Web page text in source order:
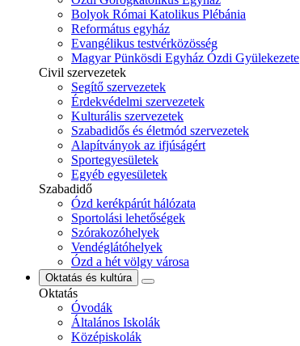
Bolyok Római Katolikus Plébánia
Református egyház
Evangélikus testvérközösség
Magyar Pünkösdi Egyház Ózdi Gyülekezete
Civil szervezetek
Segítő szervezetek
Érdekvédelmi szervezetek
Kulturális szervezetek
Szabadidős és életmód szervezetek
Alapítványok az ifjúságért
Sportegyesületek
Egyéb egyesületek
Szabadidő
Ózd kerékpárút hálózata
Sportolási lehetőségek
Szórakozóhelyek
Vendéglátóhelyek
Ózd a hét völgy városa
Oktatás és kultúra
Oktatás
Óvodák
Általános Iskolák
Középiskolák